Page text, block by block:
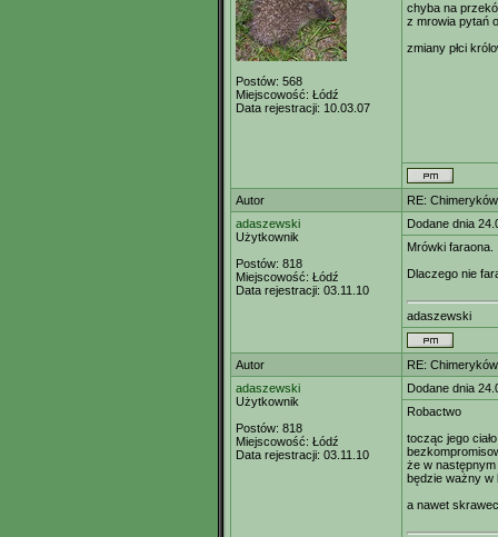
Postów: 568
Miejscowość: Łódź
Data rejestracji: 10.03.07
chyba na
z mrowia pytań
zmiany płci
Autor
RE:
adaszewski
Użytkownik
Postów: 818
Miejscowość: Łódź
Data rejestracji: 03.11.10
Dodane dnia
Mrówki faraona.
Dlaczego nie
adaszewski
Autor
RE:
adaszewski
Użytkownik
Postów: 818
Miejscowość: Łódź
Data rejestracji: 03.11.10
Dodane dnia
Robactwo
tocząc jego ciało
że w
będzie ważny w
a nawet